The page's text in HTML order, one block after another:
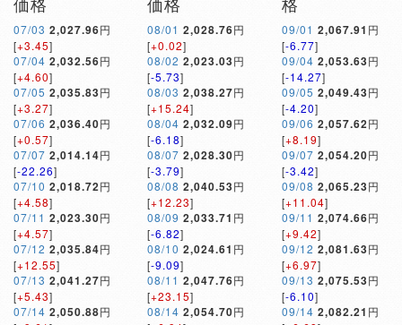
07/03 2,027.96円
[+3.45]
07/04 2,032.56円
[+4.60]
07/05 2,035.83円
[+3.27]
07/06 2,036.40円
[+0.57]
07/07 2,014.14円
[-22.26]
07/10 2,018.72円
[+4.58]
07/11 2,023.30円
[+4.57]
07/12 2,035.84円
[+12.55]
07/13 2,041.27円
[+5.43]
07/14 2,050.88円
08/01 2,028.76円
[+0.02]
08/02 2,023.03円
[-5.73]
08/03 2,038.27円
[+15.24]
08/04 2,032.09円
[-6.18]
08/07 2,028.30円
[-3.79]
08/08 2,040.53円
[+12.23]
08/09 2,033.71 円
[-6.82]
08/10 2,024.61 円
[-9.09]
08/11 2,047.76円
[+23.15]
08/14 2,054.70円
09/01 2,067.91 円
[-6.77]
09/04 2,053.63円
[-14.27]
09/05 2,049.43円
[-4.20]
09/06 2,057.62円
[+8.19]
09/07 2,054.20円
[-3.42]
09/08 2,065.23円
[+11.04]
09/11 2,074.66円
[+9.42]
09/12 2,081.63円
[+6.97]
09/13 2,075.53円
[-6.10]
09/14 2,082.21 円